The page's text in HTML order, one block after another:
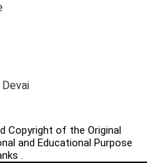
Copyright of the Original
and Educational Purpose
.